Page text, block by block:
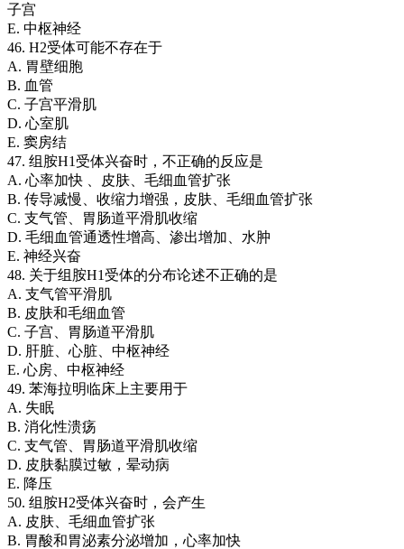
子宫
E. 中枢神经
46. H2受体可能不存在于
A. 胃壁细胞
B. 血管
C. 子宫平滑肌
D. 心室肌
E. 窦房结
47. 组胺H1受体兴奋时，不正确的反应是
A. 心率加快 、皮肤、毛细血管扩张
B. 传导减慢、收缩力增强，皮肤、毛细血管扩张
C. 支气管、胃肠道平滑肌收缩
D. 毛细血管通透性增高、渗出增加、水肿
E. 神经兴奋
48. 关于组胺H1受体的分布论述不正确的是
A. 支气管平滑肌
B. 皮肤和毛细血管
C. 子宫、胃肠道平滑肌
D. 肝脏、心脏、中枢神经
E. 心房、中枢神经
49. 苯海拉明临床上主要用于
A. 失眠
B. 消化性溃疡
C. 支气管、胃肠道平滑肌收缩
D. 皮肤黏膜过敏，晕动病
E. 降压
50. 组胺H2受体兴奋时，会产生
A. 皮肤、毛细血管扩张
B. 胃酸和胃泌素分泌增加，心率加快